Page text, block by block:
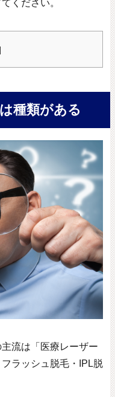
ください。
種類がある
流は「医療レーザー
ラッシュ脱毛・
IPL脱